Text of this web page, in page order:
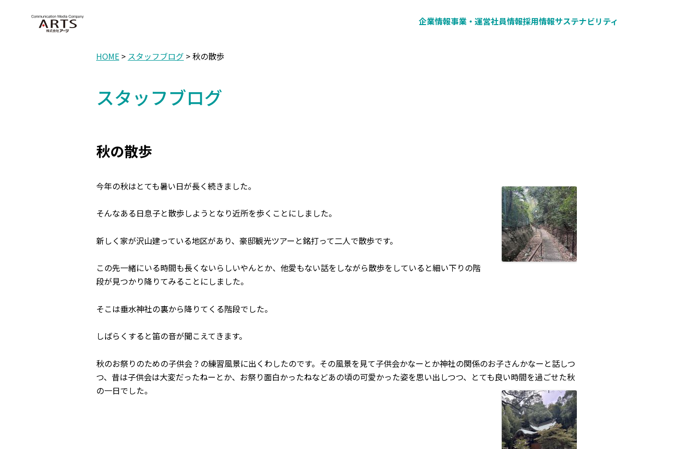
企業情報事業・運営社員情報採用情報サステナビリティ
HOME > スタッフブログ > 秋の散歩
スタッフブログ
秋の散歩
今年の秋はとても暑い日が長く続きました。
そんなある日息子と散歩しようとなり近所を歩くことにしました。
新しく家が沢山建っている地区があり、豪邸観光ツアーと銘打って二人で散歩です。
この先一緒にいる時間も長くないらしいやんとか、他愛もない話をしながら散歩をしていると細い下りの階
段が見つかり降りてみることにしました。
そこは垂水神社の裏から降りてくる階段でした。
しばらくすると笛の音が聞こえてきます。
秋のお祭りのための子供会？の練習風景に出くわしたのです。その風景を見て子供会かなーとか神社の関係のお子さんかなーと話しつ
つ、昔は子供会は大変だったねーとか、お祭り面白かったねなどあの頃の可愛かった姿を思い出しつつ、とても良い時間を過ごせた秋
の一日でした。